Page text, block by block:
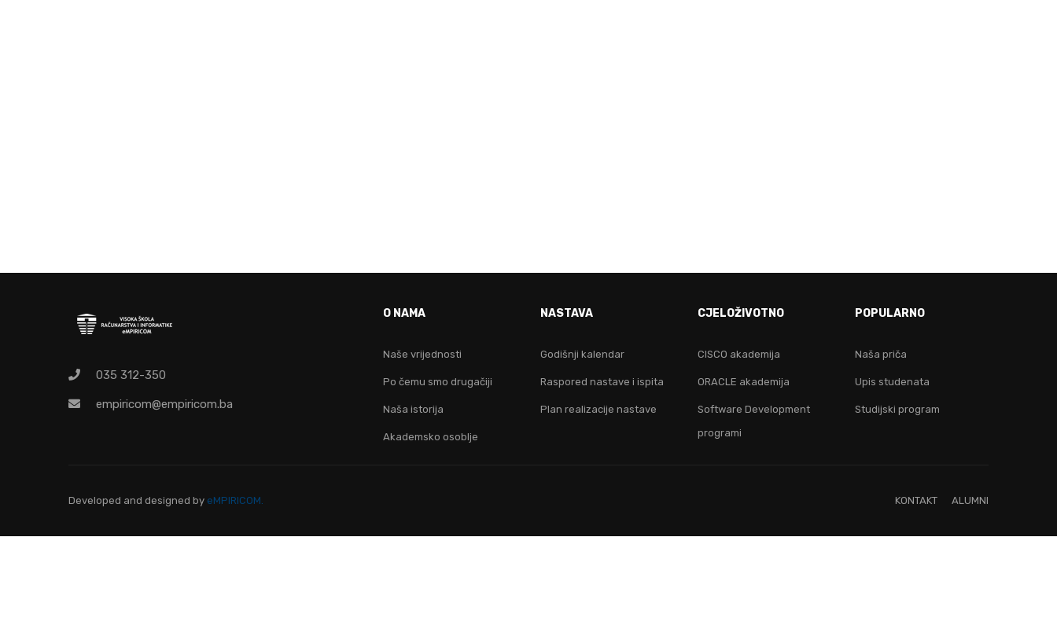
035 312-350
empiricom@empiricom.ba
O NAMA
Naše vrijednosti
Po čemu smo drugačiji
Naša istorija
Akademsko osoblje
NASTAVA
Godišnji kalendar
Raspored nastave i ispita
Plan realizacije nastave
CJELOŽIVOTNO
CISCO akademija
ORACLE akademija
Software Development
programi
POPULARNO
Naša priča
Upis studenata
Studijski program
Developed and designed by eMPIRICOM. KONTAKT ALUMNI
OVO JE FAKULTET ZA TEBE!